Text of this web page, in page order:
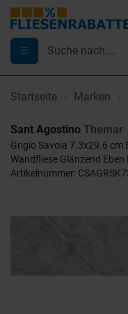
Startseite Marken
Sant Agostino Themar
Grigio Savoia 7.3x29.6 cm
Wandfliese Glänzend Eben
Artikelnummer: